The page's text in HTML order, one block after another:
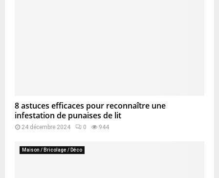
8 astuces efficaces pour reconnaître une
infestation de punaises de lit
24 décembre 2024 0 944
Maison / Bricolage / Déco